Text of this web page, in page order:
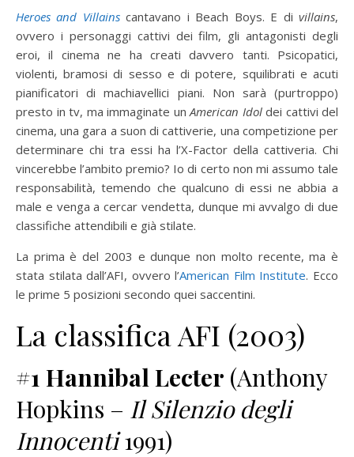
Heroes and Villainscantavano i Beach Boys. E divillains,
ovvero i personaggi cattivi dei film, gli antagonisti degli
eroi, il cinema ne ha creati davvero tanti. Psicopatici,
violenti, bramosi di sesso e di potere, squilibrati e acuti
pianificatori di machiavellici piani. Non sarà (purtroppo)
presto in tv, ma immaginate unAmerican Idoldei cattivi del
cinema, una gara a suon di cattiverie, una competizione per
determinare chi tra essi ha l’X-Factor della cattiveria. Chi
vincerebbe l’ambito premio? Io di certo non mi assumo tale
responsabilità, temendo che qualcuno di essi ne abbia a
male e venga a cercar vendetta, dunque mi avvalgo di due
classifiche attendibili e già stilate.
La prima è del 2003 e dunque non molto recente, ma è
stata stilata dall’AFI, ovvero l’American Film Institute. Ecco
le prime 5 posizioni secondo quei saccentini.
La classifica AFI (2003)
#1 Hannibal Lecter (Anthony
Hopkins – Il Silenzio degli
Innocenti1991)